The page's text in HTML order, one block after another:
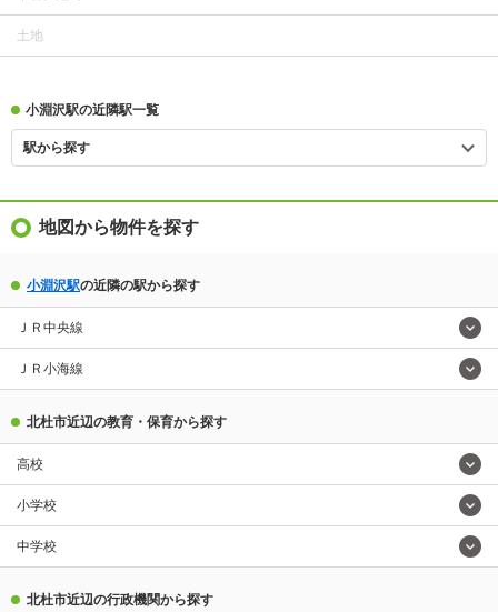
土地
小淵沢駅の近隣駅一覧
駅から探す
地図から物件を探す
小淵沢駅の近隣の駅から探す
ＪＲ中央線
ＪＲ小海線
北杜市近辺の教育・保育から探す
高校
小学校
中学校
北杜市近辺の行政機関から探す